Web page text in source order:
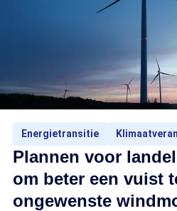
Energietransitie
Plannen voor
om beter een vuist
ongewenste